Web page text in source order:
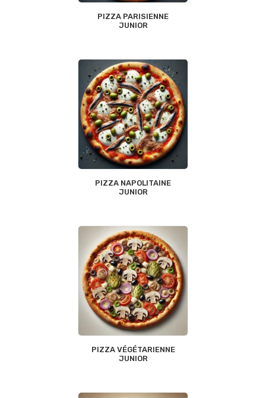
PIZZA PARISIENNE
JUNIOR
PIZZA NAPOLITAINE
JUNIOR
PIZZA VÉGÉTARIENNE
JUNIOR